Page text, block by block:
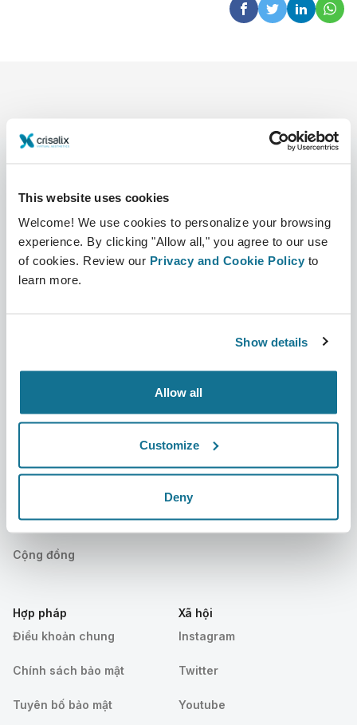
This website uses cookies
Welcome! We use cookies to personalize your browsing
experience. By clicking "Allow all," you agree to our use
of cookies. Review our Privacy and Cookie Policy to
learn more.
Show details
Allow all
Customize
Deny
Tuyển dụng
Sự kiện
Bác sĩ phẫu thuật
Quản lý 3D
Customer Stories
Bệnh nhân
Tìm một bác sĩ phẫu thuật
Cộng đồng
Trung tâm trợ giúp
Hợp pháp
Điều khoản chung
Chính sách bảo mật
Tuyên bố bảo mật
Xã hội
Instagram
Twitter
Youtube